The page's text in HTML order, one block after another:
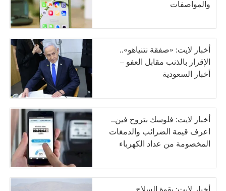
والمواصفات
أخبار لايت: «صفقة نتنياهو»..
الإقرار بالذنب مقابل العفو –
أخبار السعودية
أخبار لايت: فلوسك بتروح فين..
اعرف قيمة الضرائب والدمغات
المخصومة من عداد الكهرباء